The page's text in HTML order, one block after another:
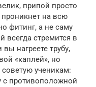
припой просто
на всю
фитинг, а не саму
всегда стремится в
нагреете трубу,
«каплей», но
советую ученикам:
с противоположной